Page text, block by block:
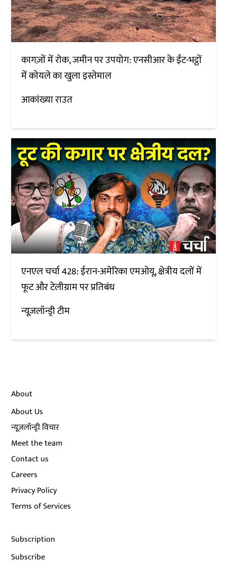
कागज़ों में रोक, जमीन पर उपयोग: एनसीआर के ईंट-भट्ठों
में कोयले का खुला इस्तेमाल
आकांख्या राउत
एनएल चर्चा 428: ईरान-अमेरिका एमओयू, क्षेत्रीय दलों में
फूट और टेलीग्राम पर प्रतिबंध
न्यूज़लॉन्ड्री टीम
About
About Us
न्यूज़लॉन्ड्री विचार
Meet the team
Contact us
Careers
Privacy Policy
Terms of Services
Subscription
Subscribe